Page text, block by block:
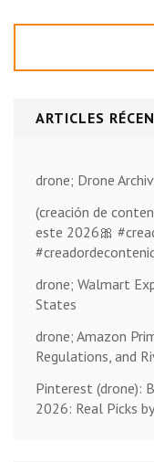
ARTICLES
drone; Drone
(creación de
este 2026🎀
drone; Walmart
States
drone; Amazon
Regulations, and
Pinterest (drone):
2026: Real Picks